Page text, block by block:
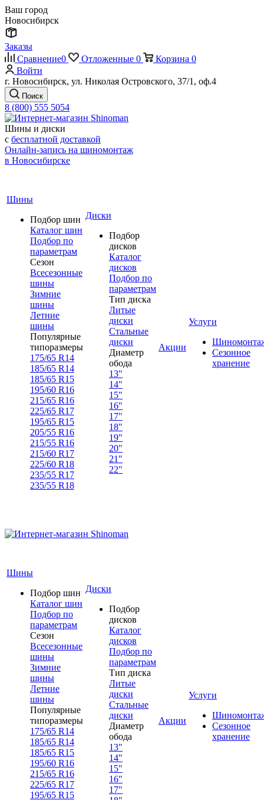
Ваш город
Новосибирск
Заказы
Сравнение0 Отложенные 0 Корзина 0
Войти
г. Новосибирск, ул. Николая Островского, 37/1, оф.4
Поиск
8 (800) 555 5054
Шины и диски
с бесплатной доставкой
Онлайн-запись на шиномонтаж
в Новосибирске
Шины
Подбор шин
Каталог шин
Подбор по
параметрам
Сезон
Всесезонные
шины
Зимние
шины
Летние
шины
Популярные
типоразмеры
175/65 R14
185/65 R14
185/65 R15
195/60 R16
215/65 R16
225/65 R17
195/65 R15
205/55 R16
215/55 R16
215/60 R17
225/60 R18
235/55 R17
235/55 R18
Диски
Подбор
дисков
Каталог
дисков
Подбор по
параметрам
Тип диска
Литые
диски
Стальные
диски
Диаметр
обода
13"
14"
15"
16"
17"
18"
19"
20"
21"
22"
Акции
Услуги
Сезонное
хранение
Шины
Подбор шин
Каталог шин
Подбор по
параметрам
Сезон
Всесезонные
шины
Зимние
шины
Летние
шины
Популярные
типоразмеры
175/65 R14
185/65 R14
185/65 R15
195/60 R16
215/65 R16
225/65 R17
195/65 R15
Диски
Подбор
дисков
Каталог
дисков
Подбор по
параметрам
Тип диска
Литые
диски
Стальные
диски
Диаметр
обода
13"
14"
15"
16"
17"
Акции
Услуги
Сезонное
хранение